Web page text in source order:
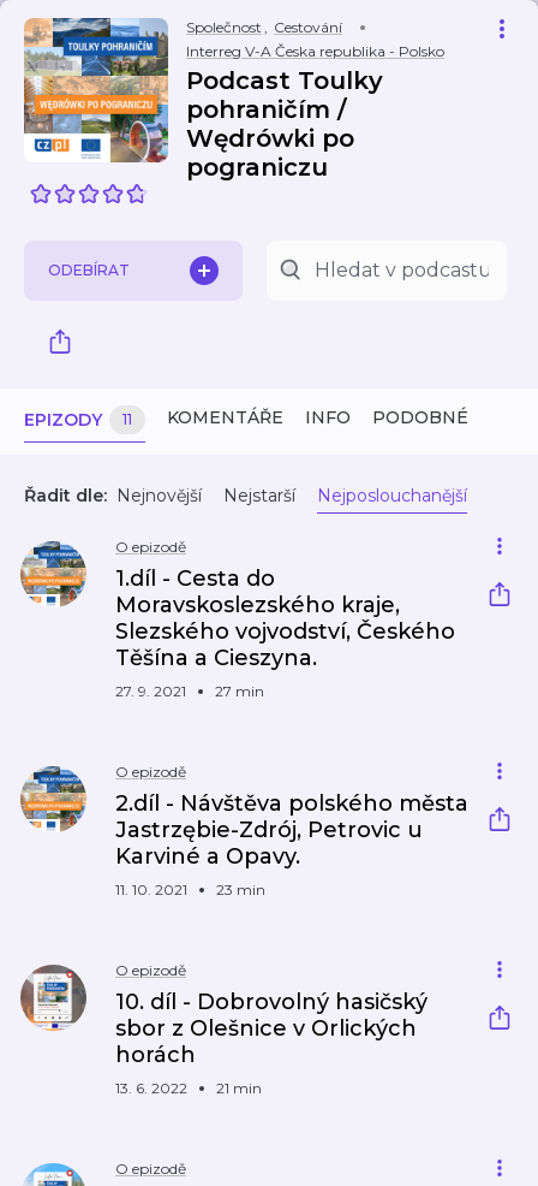
Společnost , Cestování
Interreg V-A Česka republika - Polsko
Podcast Toulky
pohraničím /
Wędrówki po
pograniczu
ODEBÍRAT
EPIZODY 11 KOMENTÁŘE INFO PODOBNÉ
Řadit dle: Nejnovější Nejstarší Nejposlouchanější
O epizodě
1.díl - Cesta do
Moravskoslezského kraje,
Slezského vojvodství, Českého
Těšína a Cieszyna.
27. 9. 2021 27 min
O epizodě
2.díl - Návštěva polského města
Jastrzębie-Zdrój, Petrovic u
Karviné a Opavy.
11. 10. 2021 23 min
O epizodě
10. díl - Dobrovolný hasičský
sbor z Olešnice v Orlických
horách
13. 6. 2022 21 min
O epizodě